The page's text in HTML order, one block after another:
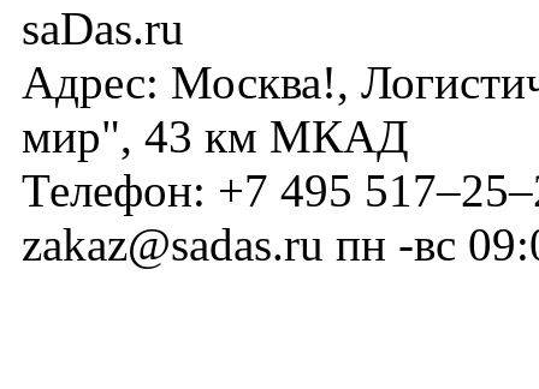
saDas.ru
Адрес: Москва!,
мир", 43 км МКАД
Телефон: +7 495
zakaz@sadas.ru пн -вс